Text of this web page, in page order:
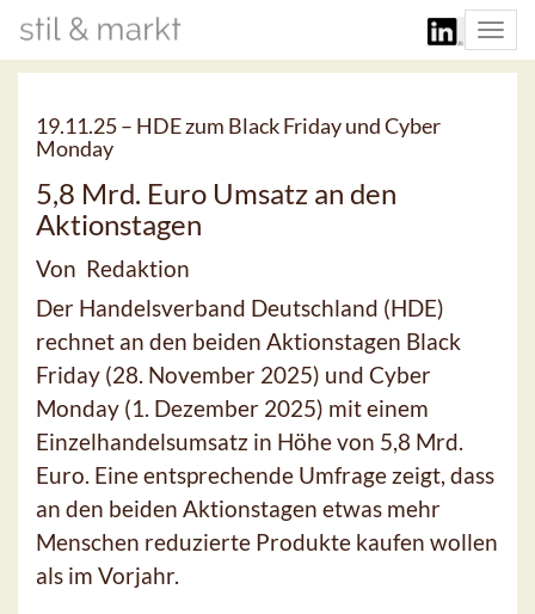
19.11.25 – HDE zum Black Friday und Cyber
Monday
5,8 Mrd. Euro Umsatz an den
Aktionstagen
Von Redaktion
Der Handelsverband Deutschland (HDE)
rechnet an den beiden Aktionstagen Black
Friday (28. November 2025) und Cyber
Monday (1. Dezember 2025) mit einem
Einzelhandelsumsatz in Höhe von 5,8 Mrd.
Euro. Eine entsprechende Umfrage zeigt, dass
an den beiden Aktionstagen etwas mehr
Menschen reduzierte Produkte kaufen wollen
als im Vorjahr.